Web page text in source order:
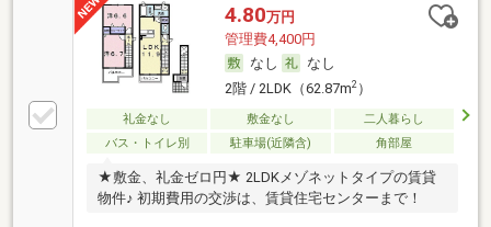
4.80万円
管理費4,400円
なし
なし
2階 / 2LDK（62.87m2）
礼金なし 敷金なし
二人暮らし
バス・トイレ別
駐車場(近隣含) 角部屋
★敷金、礼金ゼロ円★ 2LDKメゾネットタイプの賃貸
物件♪ 初期費用の交渉は、賃貸住宅センターまで！